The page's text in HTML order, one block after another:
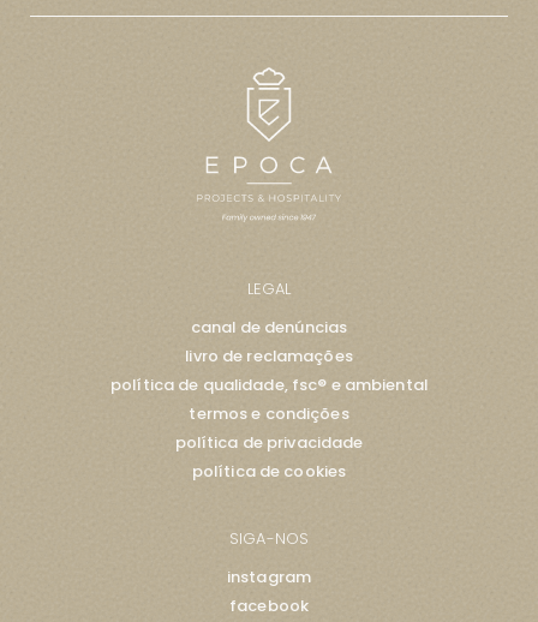
LEGAL
canal de denúncias
livro de reclamações
política de qualidade, fsc® e ambiental
termos e condições
política de privacidade
política de cookies
SIGA-NOS
instagram
facebook